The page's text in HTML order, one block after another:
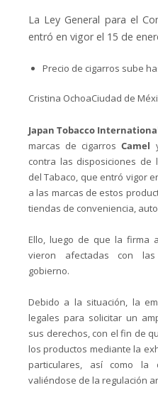
La Ley General para el
entró en vigor el 15 de
Precio de cigarros sube
Cristina OchoaCiudad de
Japan Tobacco
marcas de cigarrosCamel
contra las disposiciones de
del Tabaco, que entró vigor
a las marcas de estos
tiendas de conveniencia,
Ello, luego de que la firma
vieron afectadas con
gobierno.
Debido a la situación, la
legales para solicitar un
sus derechos, con el fin de
los productos mediante la
particulares, así como la
valiéndose de la regulación